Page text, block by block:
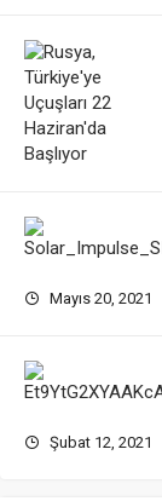
Mayıs 20, 2021
Şubat 12, 2021